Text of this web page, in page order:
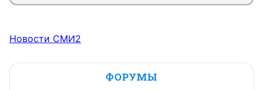
Новости СМИ2
ФОРУМЫ